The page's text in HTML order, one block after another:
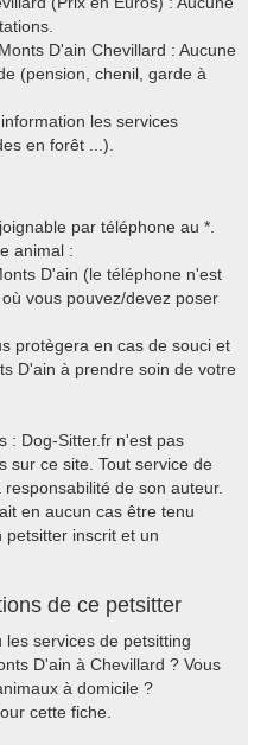
D'ain Chevillard : Aucune
(pension, chenil, garde à
les services
en forêt ...).
par téléphone au *.
animal :
D'ain (le téléphone n'est
vous pouvez/devez poser
protègera en cas de souci et
D'ain à prendre soin de votre
: Dog-Sitter.fr n'est pas
sur ce site. Tout service de
de son auteur.
en aucun cas être tenu
petsitter inscrit et un
de ce petsitter
services de petsitting
D'ain à Chevillard ? Vous
à domicile ?
cette fiche.